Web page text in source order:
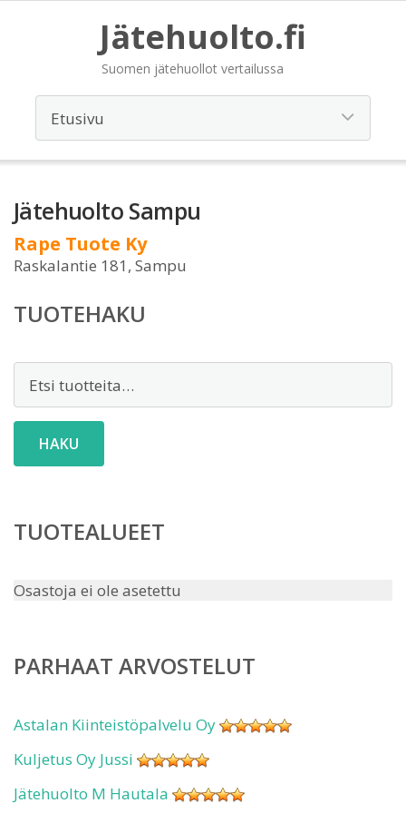
Jätehuolto.fi
Suomen jätehuollot vertailussa
Jätehuolto Sampu
Rape Tuote Ky
Raskalantie 181, Sampu
TUOTEHAKU
HAKU
TUOTEALUEET
Osastoja ei ole asetettu
PARHAAT ARVOSTELUT
Astalan Kiinteistöpalvelu Oy
Kuljetus Oy Jussi
Jätehuolto M Hautala